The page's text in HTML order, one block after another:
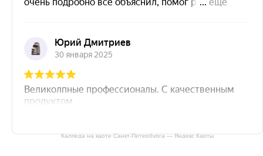
Калпеда на карте Санкт‑Петербурга — Яндекс Карты